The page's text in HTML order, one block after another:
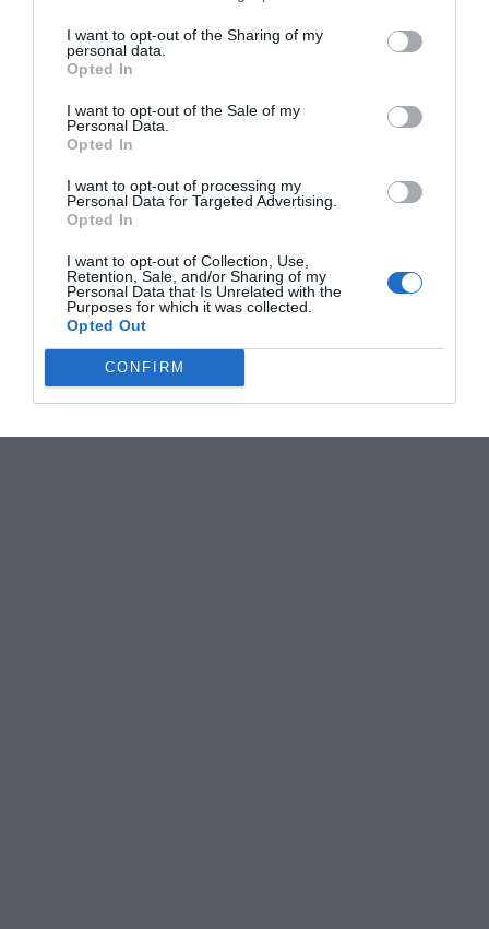
I want to opt-out of the Sharing of my
personal data.
Opted In
I want to opt-out of the Sale of my
Personal Data.
Opted In
I want to opt-out of processing my
Personal Data for Targeted Advertising.
Opted In
I want to opt-out of Collection, Use,
Retention, Sale, and/or Sharing of my
Personal Data that Is Unrelated with the
Purposes for which it was collected.
Opted Out
CONFIRM